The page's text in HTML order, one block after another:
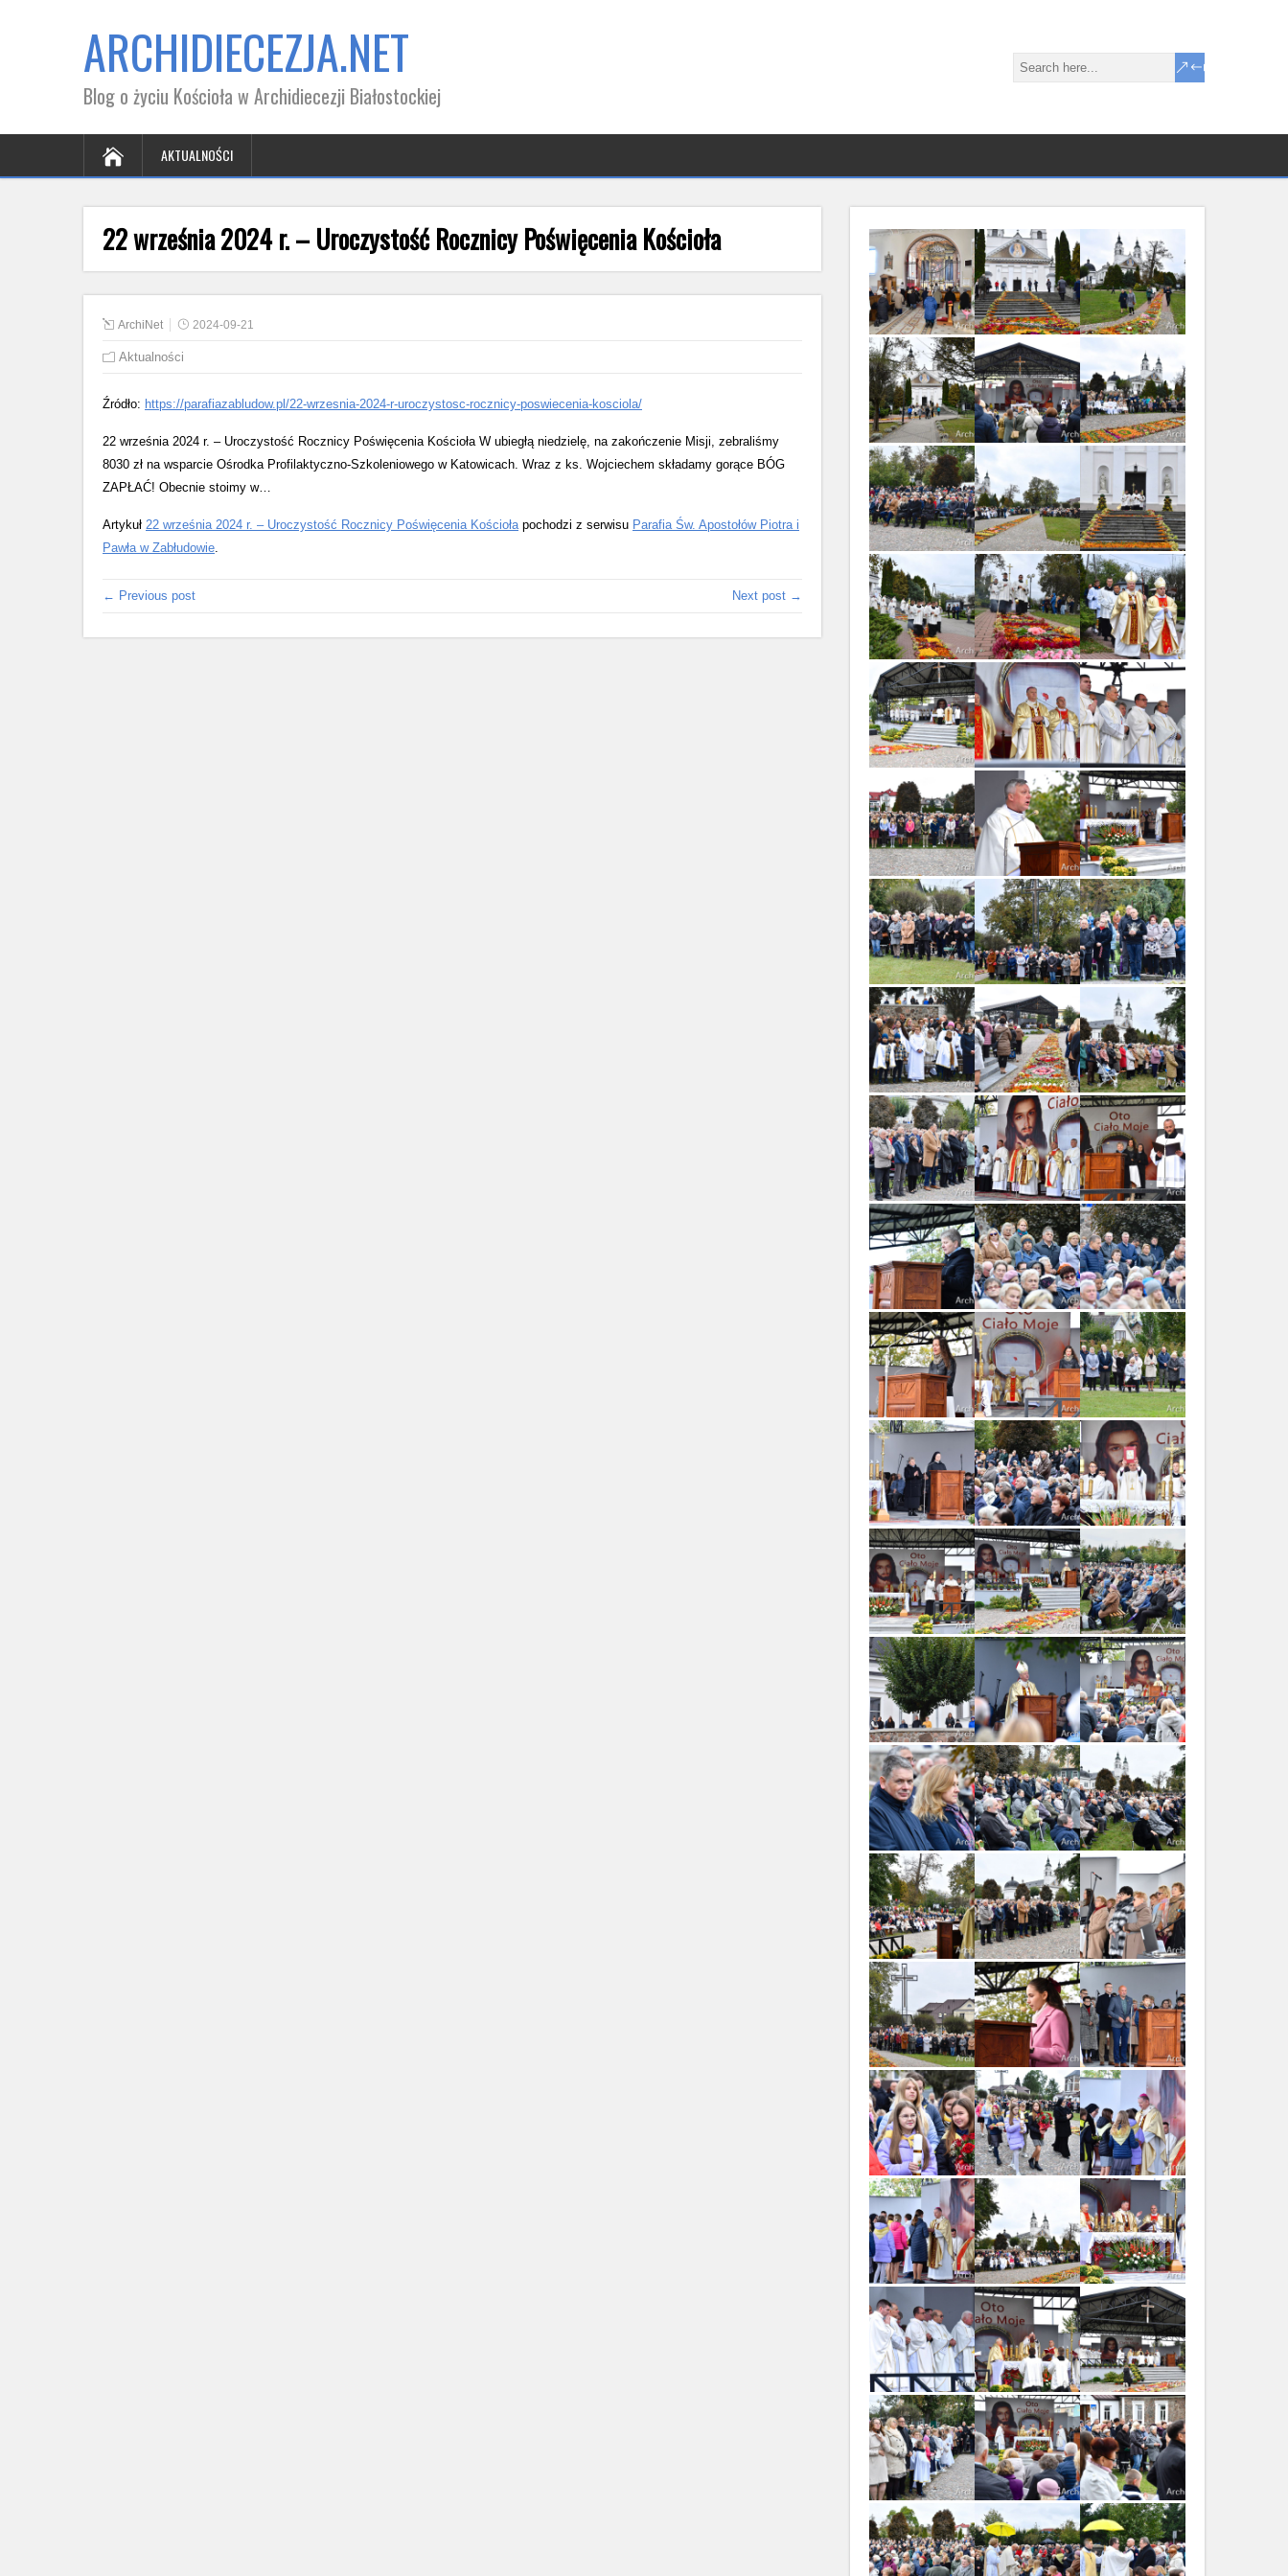
ARCHIDIECEZJA.NET
Blog o życiu Kościoła w Archidiecezji Białostockiej
AKTUALNOŚCI
22 września 2024 r. – Uroczystość Rocznicy Poświęcenia Kościoła
ArchiNet 2024-09-21
Aktualności
Źródło: https://parafiazabludow.pl/22-wrzesnia-2024-r-uroczystosc-rocznicy-poswiecenia-kosciola/
22 września 2024 r. – Uroczystość Rocznicy Poświęcenia Kościoła W ubiegłą niedzielę, na zakończenie Misji, zebraliśmy
8030 zł na wsparcie Ośrodka Profilaktyczno-Szkoleniowego w Katowicach. Wraz z ks. Wojciechem składamy gorące BÓG
ZAPŁAĆ! Obecnie stoimy w…
Artykuł 22 września 2024 r. – Uroczystość Rocznicy Poświęcenia Kościołapochodzi z serwisu Parafia Św. Apostołów Piotra i
Pawła w Zabłudowie.
← Previous post Next post →